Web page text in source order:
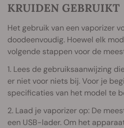
KRUIDEN GEBRUIKT
Het gebruik van een vaporizer
doodeenvoudig. Hoewel elk
volgende stappen voor de
1. Lees de gebruiksaanwijzing
er niet voor niets bij. Voor je
specificaties van het model te
2. Laad je vaporizer op: De
een USB-lader. Om het